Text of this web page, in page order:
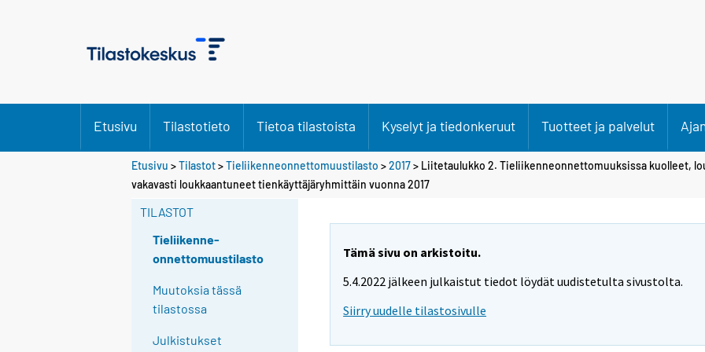
Etusivu Tilastotieto Tietoa tilastoista Kyselyt ja tiedonkeruut Tuotteet ja palvelut
Etusivu >Tilastot>Tieliikenneonnettomuustilasto >2017> Liitetaulukko 2. Tieliikenneonnettomuuksissa kuolleet,
vakavasti loukkaantuneet tienkäyttäjäryhmittäin vuonna 2017
TILASTOT
Tieliikenne-
onnettomuustilasto
Muutoksia tässä
tilastossa
Julkistukset
Tämä sivu on arkistoitu.
5.4.2022 jälkeen julkaistut tiedot löydät uudistetulta sivustolta.
Siirry uudelle tilastosivulle